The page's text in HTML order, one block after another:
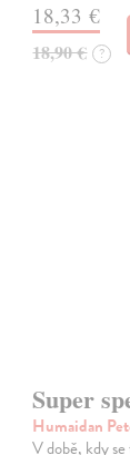
18,33 €
18,90 € ?
Super
Humaidan
V době, kdy